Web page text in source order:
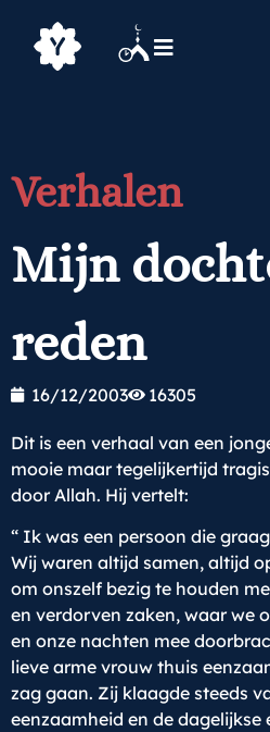
Verhalen
Mijn
reden
16/12/2003 16305
Dit is een verhaal van een
mooie maar tegelijkertijd
door Allah. Hij vertelt:
“ Ik was een persoon die
Wij waren altijd samen, altijd
om onszelf bezig te houden
en verdorven zaken, waar we
en onze nachten mee
lieve arme vrouw thuis
zag gaan. Zij klaagde steeds
eenzaamheid en de dagelijkse